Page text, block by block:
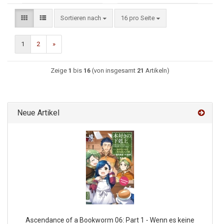
Sortieren nach 16 pro Seite
1 2 »
Zeige 1 bis 16 (von insgesamt 21 Artikeln)
Neue Artikel
Ascendance of a Bookworm 06: Part 1 - Wenn es keine